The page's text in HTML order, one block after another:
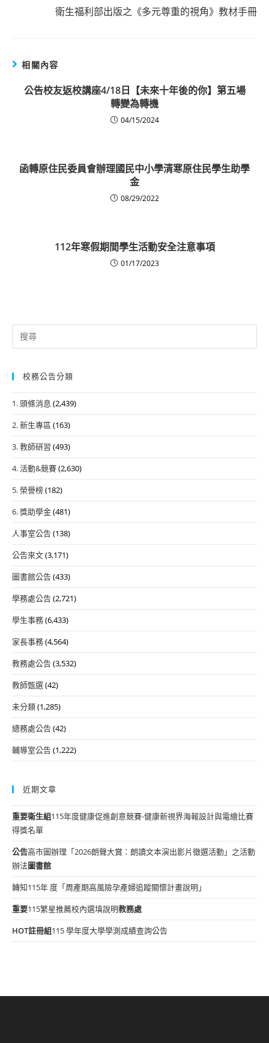
衛生福利部出版之《多元尊重的視角》教材手冊
相關內容
公告校友返校講座4/18日【未來十年後的你】第五場
轉變為轉機
04/15/2024
函轉原住民委員會辦理國民中小學清寒原住民學生助學
金
08/29/2022
112年寒假期間學生活動安全注意事項
01/17/2023
Search
for:
校務公告分類
1. 頭條消息 (2,439)
2. 新生專區 (163)
3. 教師研習 (493)
4. 活動&競賽(2,630)
5. 榮譽榜(182)
6. 獎助學金(481)
人事室公告(138)
公告來文(3,171)
圖書館公告(433)
學務處公告(2,721)
學生事務(6,433)
家長事務(4,564)
教務處公告(3,532)
教師甄選(42)
未分類(1,285)
總務處公告(42)
輔導室公告(1,222)
近期文章
重要衛生組115年度健康促進創意競賽-健康新視界海報設計與電繪比賽
得獎名單
公告高市圖辦理「2026朗聲大賞：朗讀文本演出影片徵選活動」之活動
辦法圖書館
轉知115年 度「周產期高風險孕產婦追蹤關懷計畫說明」
重要115繁星推薦校內選填說明教務處
HOT註冊組115 學年度大學學測成績查詢公告